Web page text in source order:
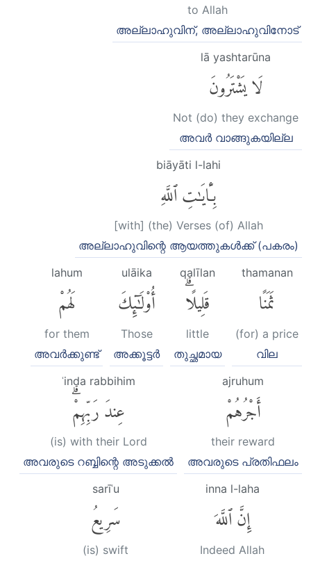
to Allah
അല്ലാഹുവിന്, അല്ലാഹുവിനോട്
lā yashtarūna
لَا يَشْتَرُونَ
Not (do) they exchange
അവര്‍ വാങ്ങുകയില്ല
biāyāti l-lahi
بِـَٔايَٰتِ ٱللَّهِ
[with] (the) Verses (of) Allah
അല്ലാഹുവിന്റെ ആയത്തുകള്‍ക്ക് (പകരം)
thamanan
ثَمَنًا
(for) a price
വില
qalīlan
قَلِيلًاۗ
little
തുച്ഛമായ
ulāika
أُو۟لَٰٓئِكَ
Those
അക്കൂട്ടര്‍
lahum
لَهُمْ
for them
അവര്‍ക്കുണ്ട്
ajruhum
أَجْرُهُمْ
their reward
അവരുടെ പ്രതിഫലം
ʿinda rabbihim
عِندَ رَبِّهِمْۗ
(is) with their Lord
അവരുടെ റബ്ബിന്റെ അടുക്കല്‍
inna l-laha
إِنَّ ٱللَّهَ
Indeed Allah
sarīʿu
سَرِيعُ
(is) swift